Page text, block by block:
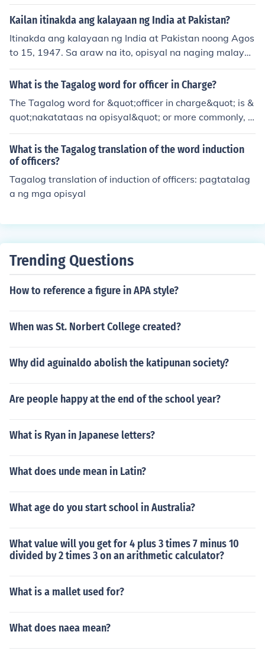
alan noong 1819. Siya ang naging unang Gobernador n
asyon at edukasyon sa mga kolonya ng Britanya sa Ti
mog-silangang Asya. Bukod sa kanyang kontribusyon s
a Singapore, siya rin ay kilala sa kanyang interes sa na
tural na kasaysayan at kultura ng rehiyon.
Kailan itinakda ang kalayaan ng India at Pakistan?
Itinakda ang kalayaan ng India at Pakistan noong Agos
to 15, 1947. Sa araw na ito, opisyal na naging malaya
ang India mula sa pamamahala ng Britanya, at nahati
ang bansa sa dalawang estado: ang India at Pakistan.
g mga tao at karahasan, na nagresulta sa libu-libong p
agkamatay at pag-aaway sa rehiyon.
What is the Tagalog word for officer in Charge?
The Tagalog word for &quot;officer in charge&quot; is &
quot;nakatataas na opisyal&quot; or more commonly, &
quot;namumuno.&quot; In specific contexts, you might a
lso hear &quot;opisyal na namumuno.&quot; These ter
ms refer to someone who holds authority or responsibili
ty over a particular task or organization.
What is the Tagalog translation of the word induction
of officers?
Tagalog translation of induction of officers: pagtatalag
a ng mga opisyal
Trending Questions
How to reference a figure in APA style?
When was St. Norbert College created?
Why did aguinaldo abolish the katipunan society?
Are people happy at the end of the school year?
What is Ryan in Japanese letters?
What does unde mean in Latin?
What age do you start school in Australia?
What value will you get for 4 plus 3 times 7 minus 10
divided by 2 times 3 on an arithmetic calculator?
What is a mallet used for?
What does naea mean?